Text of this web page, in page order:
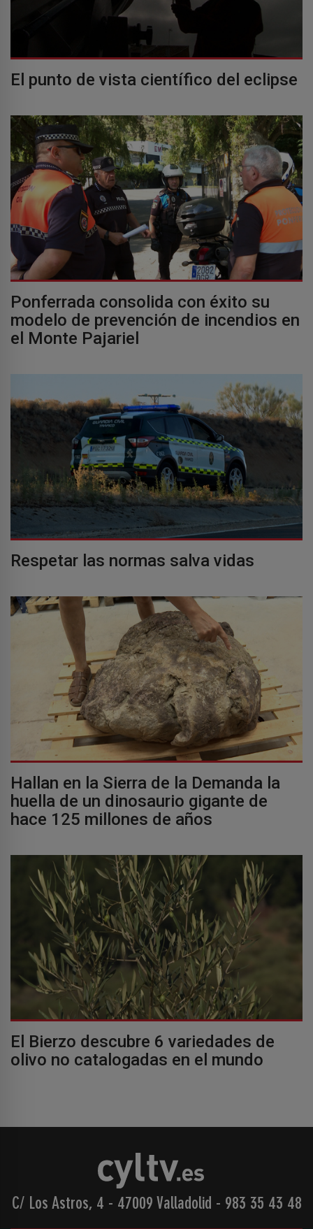
El punto de vista científico del eclipse
Ponferrada consolida con éxito su
modelo de prevención de incendios en
el Monte Pajariel
Respetar las normas salva vidas
Hallan en la Sierra de la Demanda la
huella de un dinosaurio gigante de
hace 125 millones de años
El Bierzo descubre 6 variedades de
olivo no catalogadas en el mundo
C/ Los Astros, 4 - 47009 Valladolid - 983 35 43 48